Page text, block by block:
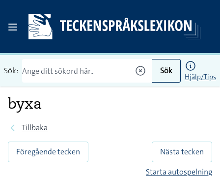
Sök: Sök
Hjälp/Tips
byxa
Tillbaka
Föregående tecken
Nästa tecken
Starta autospelning